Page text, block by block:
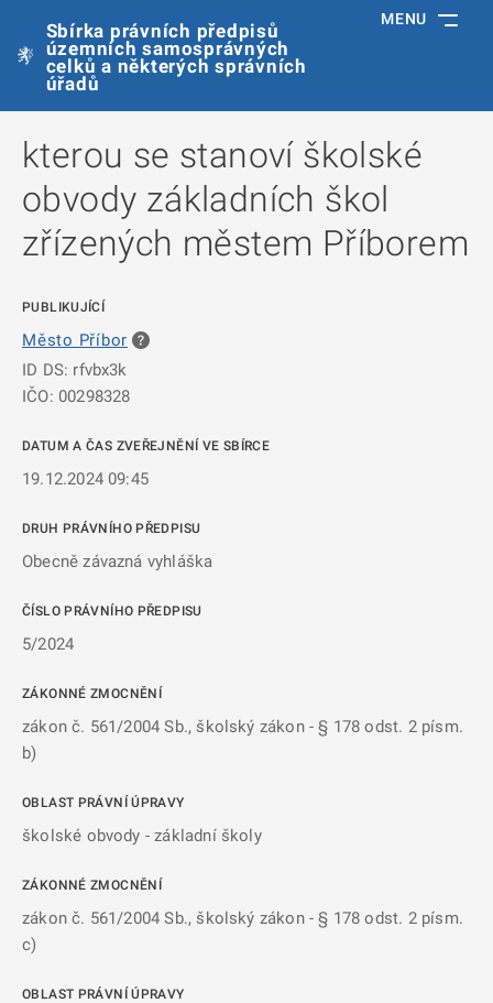
Sbírka právních předpisů
územních samosprávných
celků a některých správních
úřadů
MENU
kterou se stanoví školské
obvody základních škol
zřízených městem Příborem
PUBLIKUJÍCÍ
Město Příbor
ID DS: rfvbx3k
IČO: 00298328
DATUM A ČAS ZVEŘEJNĚNÍ VE SBÍRCE
19.12.2024 09:45
DRUH PRÁVNÍHO PŘEDPISU
Obecně závazná vyhláška
ČÍSLO PRÁVNÍHO PŘEDPISU
5/2024
ZÁKONNÉ ZMOCNĚNÍ
zákon č. 561/2004 Sb., školský zákon - § 178 odst. 2 písm.
b)
OBLAST PRÁVNÍ ÚPRAVY
školské obvody - základní školy
ZÁKONNÉ ZMOCNĚNÍ
zákon č. 561/2004 Sb., školský zákon - § 178 odst. 2 písm.
c)
OBLAST PRÁVNÍ ÚPRAVY